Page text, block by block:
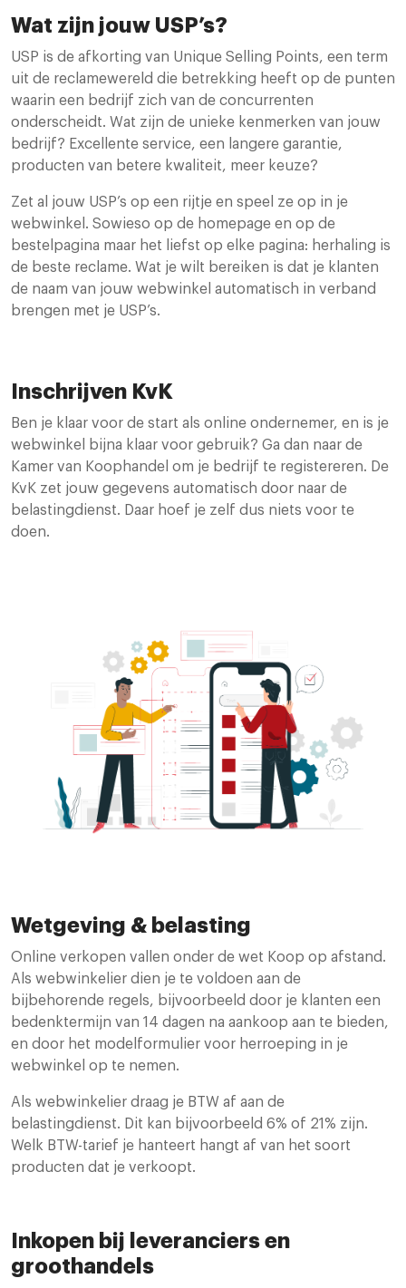
Wat zijn jouw USP’s?
USP is de afkorting van Unique Selling Points, een term
uit de reclamewereld die betrekking heeft op de punten
waarin een bedrijf zich van de concurrenten
onderscheidt. Wat zijn de unieke kenmerken van jouw
bedrijf? Excellente service, een langere garantie,
producten van betere kwaliteit, meer keuze?
Zet al jouw USP’s op een rijtje en speel ze op in je
webwinkel. Sowieso op de homepage en op de
bestelpagina maar het liefst op elke pagina: herhaling is
de beste reclame. Wat je wilt bereiken is dat je klanten
de naam van jouw webwinkel automatisch in verband
brengen met je USP’s.
Inschrijven KvK
Ben je klaar voor de start als online ondernemer, en is je
webwinkel bijna klaar voor gebruik? Ga dan naar de
Kamer van Koophandel om je bedrijf te registereren. De
KvK zet jouw gegevens automatisch door naar de
belastingdienst. Daar hoef je zelf dus niets voor te
doen.
Wetgeving & belasting
Online verkopen vallen onder de wet Koop op afstand.
Als webwinkelier dien je te voldoen aan de
bijbehorende regels, bijvoorbeeld door je klanten een
bedenktermijn van 14 dagen na aankoop aan te bieden,
en door het modelformulier voor herroeping in je
webwinkel op te nemen.
Als webwinkelier draag je BTW af aan de
belastingdienst. Dit kan bijvoorbeeld 6% of 21% zijn.
Welk BTW-tarief je hanteert hangt af van het soort
producten dat je verkoopt.
Inkopen bij leveranciers en
groothandels